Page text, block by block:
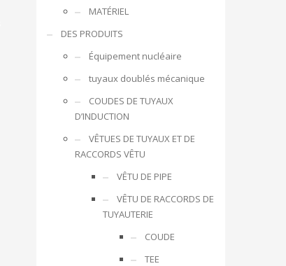
MATÉRIEL
DES PRODUITS
Équipement nucléaire
tuyaux doublés mécanique
COUDES DE TUYAUX
D’INDUCTION
VÊTUES DE TUYAUX ET DE
RACCORDS VÊTU
VÊTU DE PIPE
VÊTU DE RACCORDS DE
TUYAUTERIE
COUDE
TEE